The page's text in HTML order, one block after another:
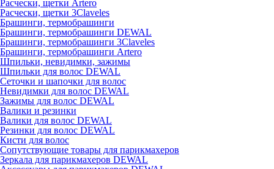
Расчески, щетки Artero
Расчески, щетки 3Claveles
Брашинги, термобрашинги
Брашинги, термобрашинги DEWAL
Брашинги, термобрашинги 3Claveles
Брашинги, термобрашинги Artero
Шпильки, невидимки, зажимы
Шпильки для волос DEWAL
Сеточки и шапочки для волос
Невидимки для волос DEWAL
Зажимы для волос DEWAL
Валики и резинки
Валики для волос DEWAL
Резинки для волос DEWAL
Кисти для волос
Сопутствующие товары для парикмахеров
Зеркала для парикмахеров DEWAL